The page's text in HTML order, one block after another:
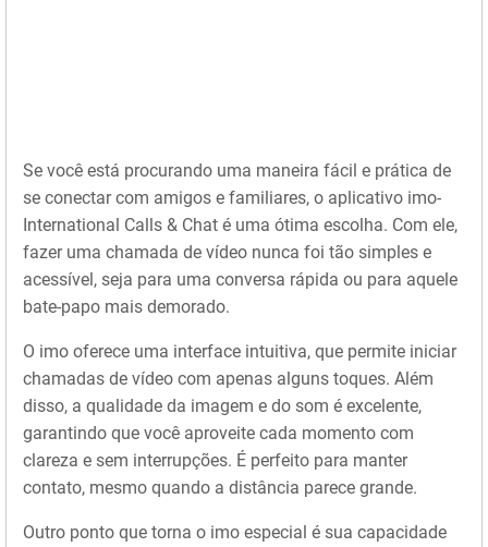
Se você está procurando uma maneira fácil e prática de
se conectar com amigos e familiares, o aplicativo imo-
International Calls & Chat é uma ótima escolha. Com ele,
fazer uma chamada de vídeo nunca foi tão simples e
acessível, seja para uma conversa rápida ou para aquele
bate-papo mais demorado.
O imo oferece uma interface intuitiva, que permite iniciar
chamadas de vídeo com apenas alguns toques. Além
disso, a qualidade da imagem e do som é excelente,
garantindo que você aproveite cada momento com
clareza e sem interrupções. É perfeito para manter
contato, mesmo quando a distância parece grande.
Outro ponto que torna o imo especial é sua capacidade